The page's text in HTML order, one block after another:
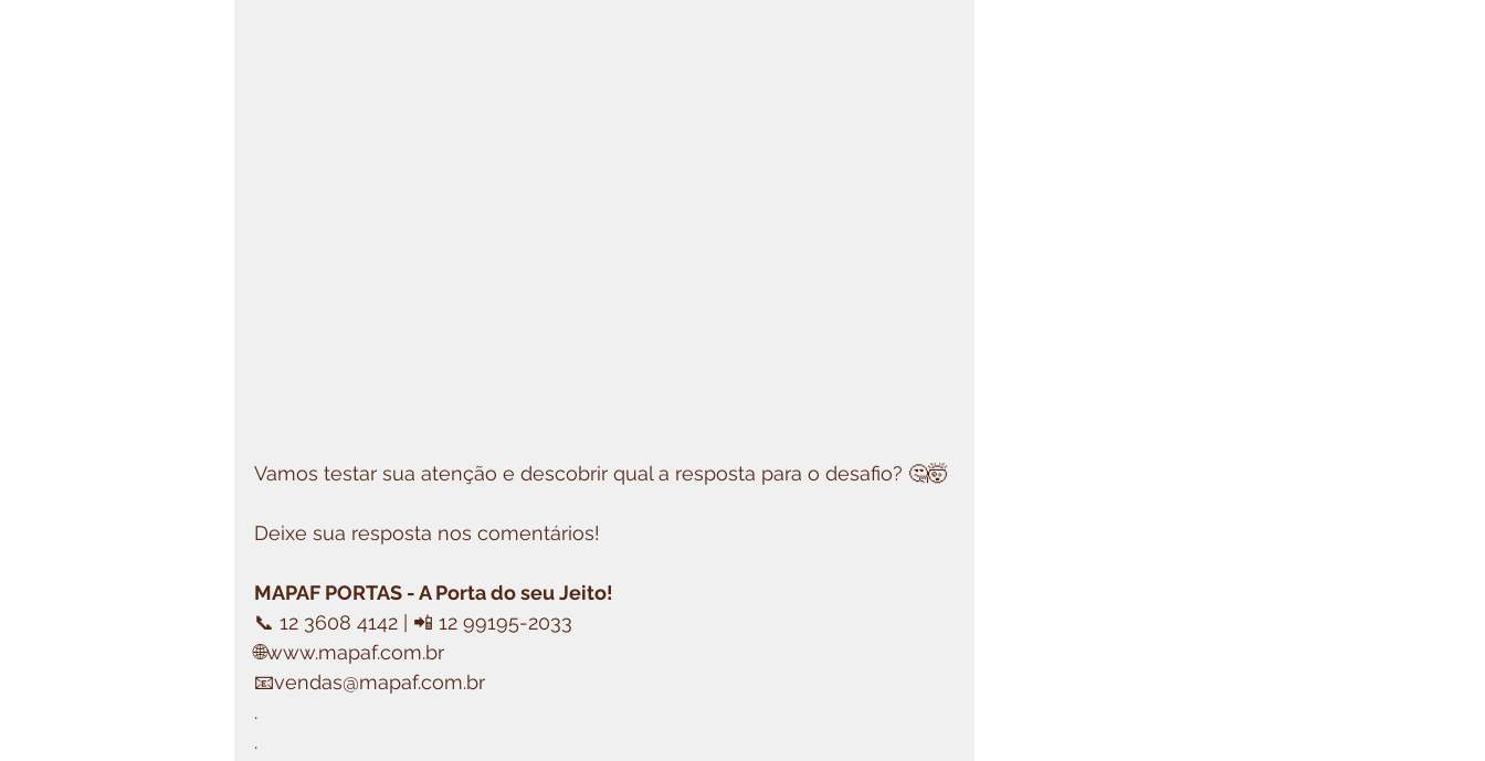
Vamos testar sua atenção e descobrir qual a resposta para o desafio? 🤔🤯
Deixe sua resposta nos comentários!
MAPAF PORTAS - A Porta do seu Jeito!
📞 12 3608 4142 | 📲 12 99195-2033
🌐www.mapaf.com.br
📧vendas@mapaf.com.br
.
.